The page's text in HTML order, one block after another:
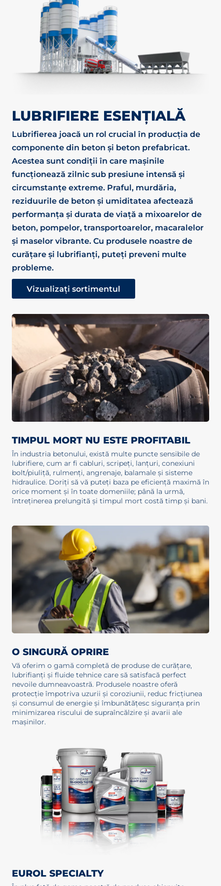
LUBRIFIERE ESENȚIALĂ
Lubrifierea joacă un rol crucial în producția de
componente din beton și beton prefabricat.
Acestea sunt condiții în care mașinile
funcționează zilnic sub presiune intensă și
circumstanțe extreme. Praful, murdăria,
reziduurile de beton și umiditatea afectează
performanța și durata de viață a mixoarelor de
beton, pompelor, transportoarelor, macaralelor
și maselor vibrante. Cu produsele noastre de
curățare și lubrifianți, puteți preveni multe
probleme.
Vizualizați sortimentul
TIMPUL MORT NU ESTE PROFITABIL
În industria betonului, există multe puncte sensibile de
lubrifiere, cum ar fi cabluri, scripeți, lanțuri, conexiuni
bolt/piuliță, rulmenți, angrenaje, balamale și sisteme
hidraulice. Doriți să vă puteți baza pe eficiență maximă în
orice moment și în toate domeniile; până la urmă,
întreținerea prelungită și timpul mort costă timp și bani.
O SINGURĂ OPRIRE
Vă oferim o gamă completă de produse de curățare,
lubrifianți și fluide tehnice care să satisfacă perfect
nevoile dumneavoastră. Produsele noastre oferă
protecție împotriva uzurii și coroziunii, reduc fricțiunea
și consumul de energie și îmbunătățesc siguranța prin
minimizarea riscului de supraîncălzire și avarii ale
mașinilor.
EUROL SPECIALTY